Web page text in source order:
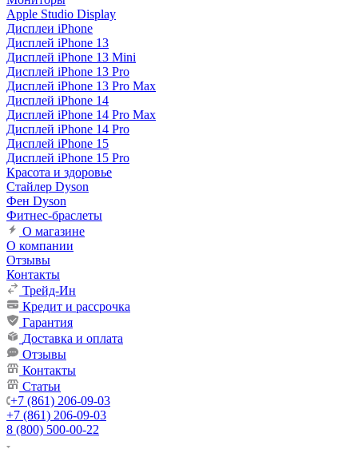
Apple Studio Display
Дисплеи iPhone
Дисплей iPhone 13
Дисплей iPhone 13 Mini
Дисплей iPhone 13 Pro
Дисплей iPhone 13 Pro Max
Дисплей iPhone 14
Дисплей iPhone 14 Pro Max
Дисплей iPhone 14 Pro
Дисплей iPhone 15
Дисплей iPhone 15 Pro
Красота и здоровье
Стайлер Dyson
Фен Dyson
Фитнес-браслеты
О магазине
О компании
Отзывы
Контакты
Трейд-Ин
Кредит и рассрочка
Гарантия
Доставка и оплата
Отзывы
Контакты
Статьи
+7 (861) 206-09-03
+7 (861) 206-09-03
8 (800) 500-00-22